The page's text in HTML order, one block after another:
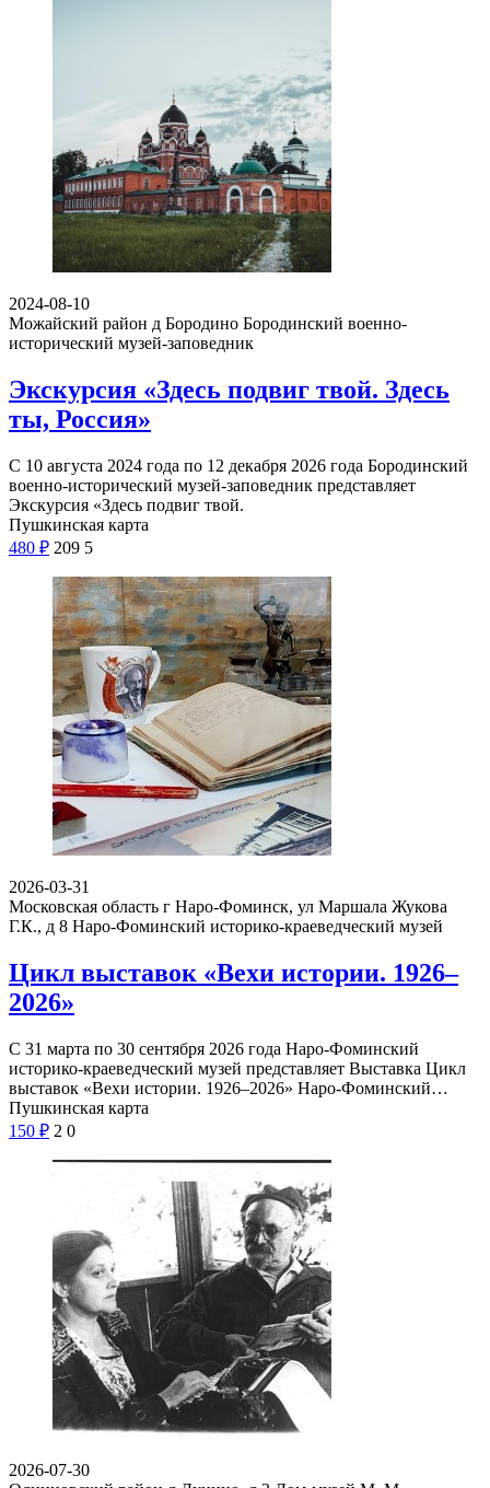
2024-08-10
Можайский район д Бородино Бородинский военно-
исторический музей-заповедник
Экскурсия «Здесь подвиг твой. Здесь
ты, Россия»
С 10 августа 2024 года по 12 декабря 2026 года Бородинский
военно-исторический музей-заповедник представляет
Экскурсия «Здесь подвиг твой.
Пушкинская карта
480 ₽ 209 5
2026-03-31
Московская область г Наро-Фоминск, ул Маршала Жукова
Г.К., д 8 Наро-Фоминский историко-краеведческий музей
Цикл выставок «Вехи истории. 1926–
2026»
С 31 марта по 30 сентября 2026 года Наро-Фоминский
историко-краеведческий музей представляет Выставка Цикл
выставок «Вехи истории. 1926–2026» Наро-Фоминский…
Пушкинская карта
150 ₽ 2 0
2026-07-30